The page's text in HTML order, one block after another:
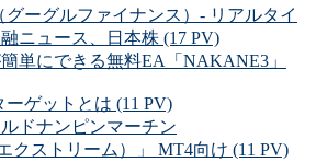
グーグルファイナンス）- リアルタイ
ニュース、日本株 (17 PV)
単にできる無料EA「NAKANE3」
ーゲットとは (11 PV)
ドナンピンマーチン
クストリーム）」 MT4向け (11 PV)